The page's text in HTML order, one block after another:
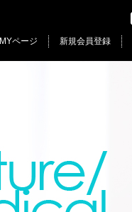
新規会員登録
MYページ